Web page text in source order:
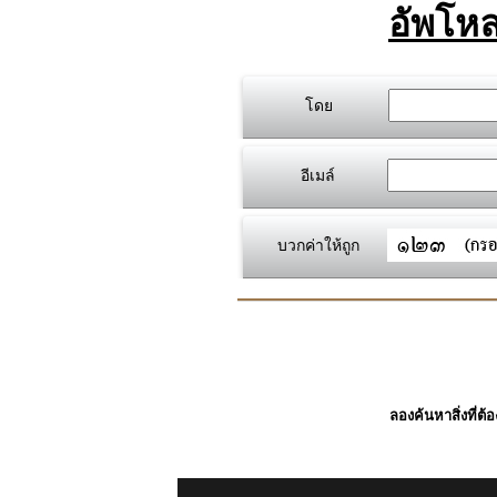
อัพโห
โดย
อีเมล์
บวกค่าให้ถูก
ลองค้นหาสิ่งที่ต้อ